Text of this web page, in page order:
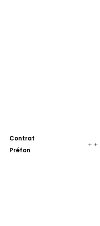
Contrat
Préfon
+ +